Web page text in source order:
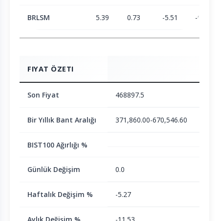
BRLSM 5.39 0.73 -5.51 -6.15
FIYAT ÖZETI
Son Fiyat 468897.5
Bir Yıllık Bant Aralığı 371,860.00-670,546.60
BIST100 Ağırlığı %
Günlük Değişim 0.0
Haftalık Değişim % -5.27